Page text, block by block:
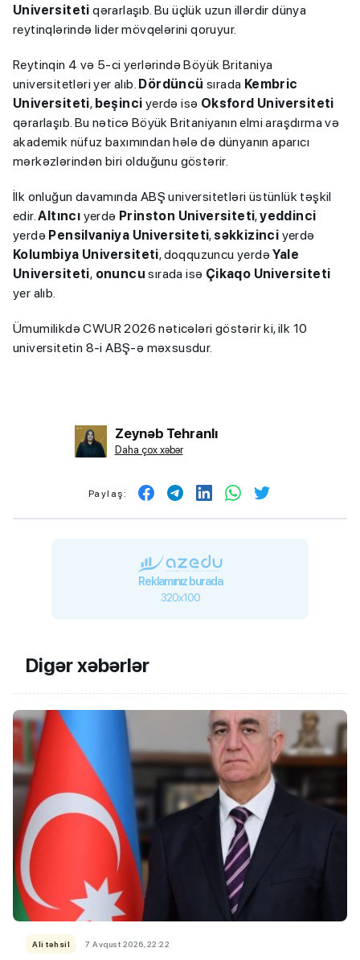
Universitetiqərarlaşıb. Bu üçlük uzun illərdir dünya
reytinqlərində lider mövqelərini qoruyur.
Reytinqin 4 və 5-ci yerlərində Böyük Britaniya
universitetləri yer alıb. Dördüncü sırada Kembric
Universiteti, beşinci yerdə isə Oksford Universiteti
qərarlaşıb. Bu nəticə Böyük Britaniyanın elmi araşdırma və
akademik nüfuz baxımından hələ də dünyanın aparıcı
mərkəzlərindən biri olduğunu göstərir.
İlk onluğun davamında ABŞ universitetləri üstünlük təşkil
edir.Altıncı yerdə Prinston Universiteti,yeddinci
yerdə Pensilvaniya Universiteti, səkkizinci yerdə
Kolumbiya Universiteti, doqquzuncu yerdəYale
Universiteti, onuncusırada isə Çikaqo Universiteti
yer alıb.
Ümumilikdə CWUR 2026 nəticələri göstərir ki, ilk 10
universitetin 8-i ABŞ-ə məxsusdur.
Zeynəb Tehranlı
Daha çox xəbər
Paylaş:
Reklamınız burada
320x100
Digər xəbərlər
Ali təhsil 7 Avqust 2026, 22:22